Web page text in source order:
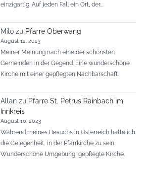
einzigartig. Auf jeden Fall ein Ort, der…
Milo zu Pfarre Oberwang
August 12, 2023
Meiner Meinung nach eine der schönsten
Gemeinden in der Gegend. Eine wunderschöne
Kirche mit einer gepflegten Nachbarschaft.
Allan zu Pfarre St. Petrus Rainbach im
Innkreis
August 10, 2023
Während meines Besuchs in Österreich hatte ich
die Gelegenheit, in der Pfarrkirche zu sein.
Wunderschöne Umgebung, gepflegte Kirche.